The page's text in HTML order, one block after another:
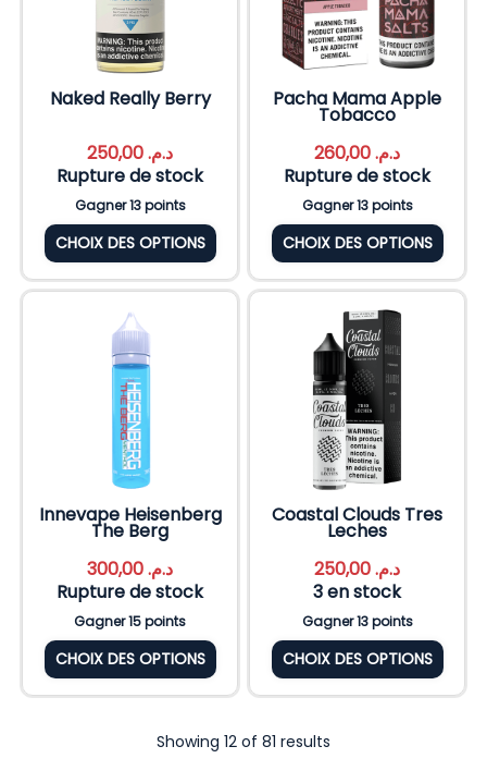
Naked Really Berry
د.م.
Rupture de stock
Gagner 13 points
CHOIX DES OPTIONS
Pacha Mama Apple
Tobacco
د.م.
Rupture de stock
Gagner 13 points
CHOIX DES OPTIONS
Innevape Heisenberg
The Berg
د.م.
Rupture de stock
Gagner 15 points
CHOIX DES OPTIONS
Coastal Clouds Tres
Leches
د.م.
3 en stock
Gagner 13 points
CHOIX DES OPTIONS
Showing 12 of 81 results